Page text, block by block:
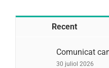
Recent
Comunicat
30 juliol 2026